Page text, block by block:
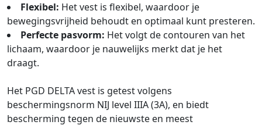
Flexibel: Het vest is flexibel, waardoor je
bewegingsvrijheid behoudt en optimaal kunt presteren.
Perfecte pasvorm: Het volgt de contouren van het
lichaam, waardoor je nauwelijks merkt dat je het
draagt.
Het PGD DELTA vest is getest volgens
beschermingsnorm NIJ level IIIA (3A), en biedt
bescherming tegen de nieuwste en meest